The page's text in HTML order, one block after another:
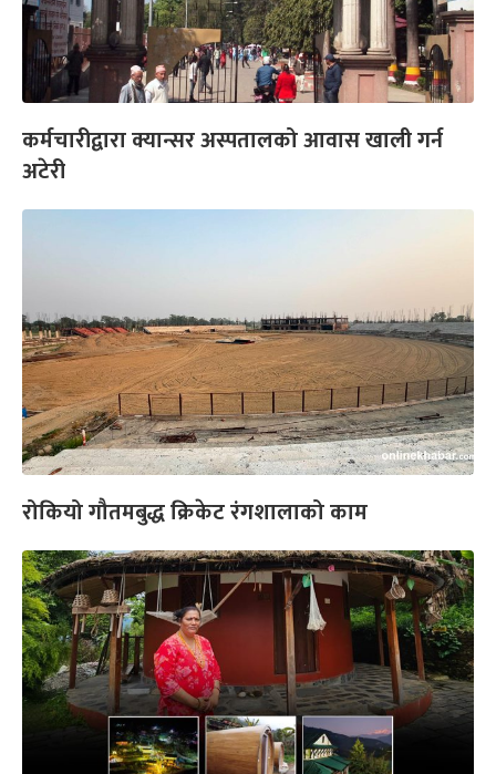
कर्मचारीद्वारा क्यान्सर अस्पतालको आवास खाली गर्न
अटेरी
रोकियो गौतमबुद्ध क्रिकेट रंगशालाको काम